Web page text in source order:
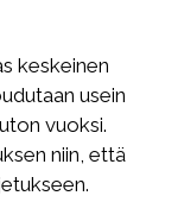
keskeinen
usein
vuoksi.
niin, että